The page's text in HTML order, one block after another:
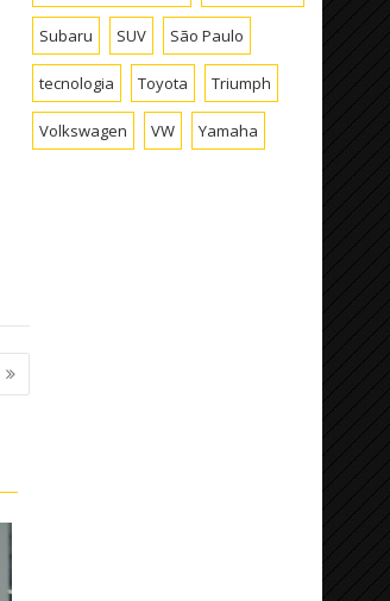
Subaru SUV São Paulo
tecnologia Toyota Triumph
Volkswagen VW Yamaha